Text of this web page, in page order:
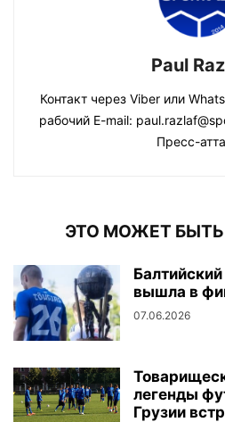
Paul
Контакт через Viber или
рабочий E-mail:
Пресс-
ЭТО МОЖЕТ
вышла в
07.06.2026
легенды
Грузии